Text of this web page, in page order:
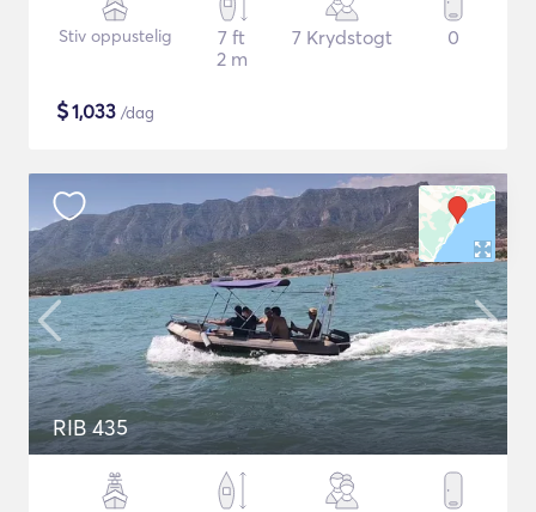
Stiv oppustelig
7 ft
2 m
7 Krydstogt 0
$1,033 /dag
RIB 435